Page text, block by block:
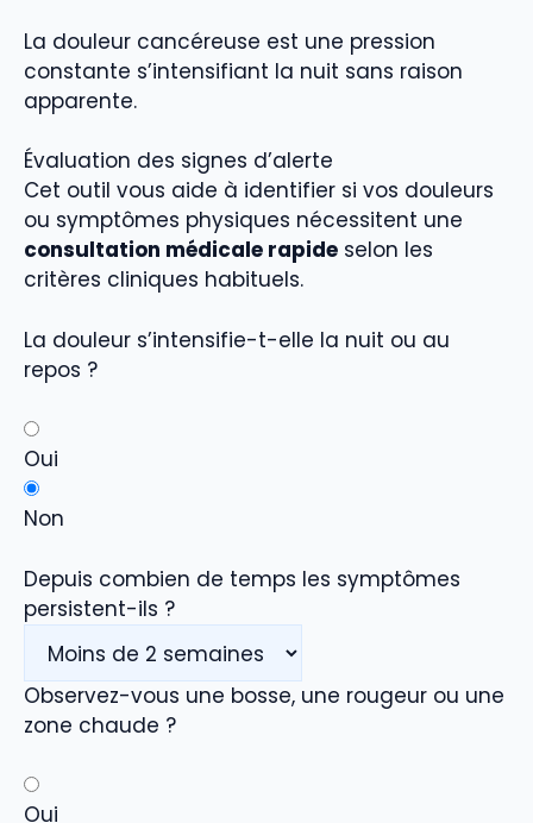
La douleur cancéreuse est une pression
constante s’intensifiant la nuit sans raison
apparente.
Évaluation des signes d’alerte
Cet outil vous aide à identifier si vos douleurs
ou symptômes physiques nécessitent une
consultation médicale rapide selon les
critères cliniques habituels.
La douleur s’intensifie-t-elle la nuit ou au
repos ?
Oui
Non
Depuis combien de temps les symptômes
persistent-ils ?
Observez-vous une bosse, une rougeur ou une
zone chaude ?
Oui